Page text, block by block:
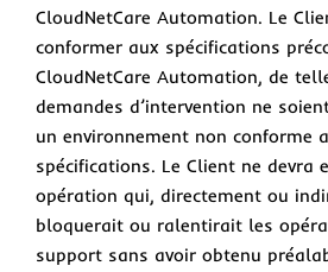
CloudNetCare Automation. Le
conformer aux spécifications
CloudNetCare Automation, de
demandes d’intervention ne
un environnement non conforme
spécifications. Le Client ne devra
opération qui, directement ou
bloquerait ou ralentirait les
support sans avoir obtenu